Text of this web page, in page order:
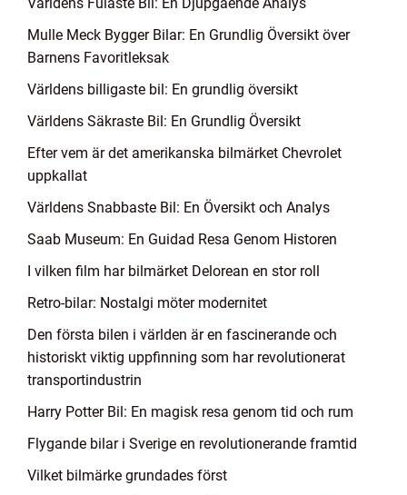
Mulle Meck Bygger Bilar: En Grundlig Översikt över
Barnens Favoritleksak
Världens billigaste bil: En grundlig översikt
Världens Säkraste Bil: En Grundlig Översikt
Efter vem är det amerikanska bilmärket Chevrolet
uppkallat
Världens Snabbaste Bil: En Översikt och Analys
Saab Museum: En Guidad Resa Genom Historen
I vilken film har bilmärket Delorean en stor roll
Retro-bilar: Nostalgi möter modernitet
Den första bilen i världen är en fascinerande och
historiskt viktig uppfinning som har revolutionerat
transportindustrin
Harry Potter Bil: En magisk resa genom tid och rum
Flygande bilar i Sverige en revolutionerande framtid
Vilket bilmärke grundades först